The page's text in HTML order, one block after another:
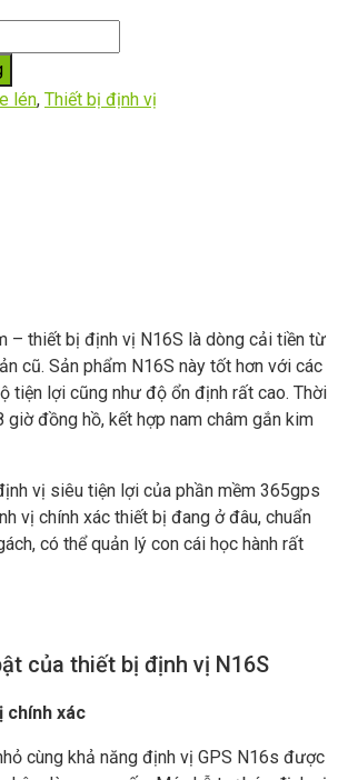
lén, Thiết bị định vị
– thiết bị định vị N16S là dòng cải tiền từ
cũ. Sản phẩm N16S này tốt hơn với các
tiện lợi cũng như độ ổn định rất cao. Thời
giờ đồng hồ, kết hợp nam châm gắn kim
vị siêu tiện lợi của phần mềm 365gps
vị chính xác thiết bị đang ở đâu, chuẩn
có thể quản lý con cái học hành rất
của thiết bị định vị N16S
chính xác
cùng khả năng định vị GPS N16s được